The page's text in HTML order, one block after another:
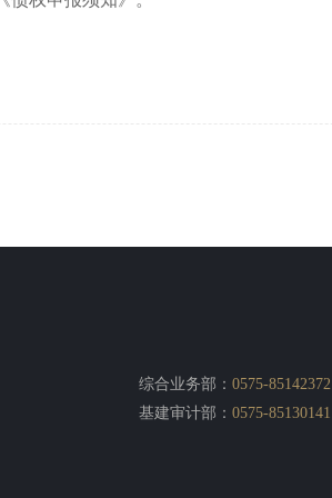
综合业务部：0575-85142372
基建审计部：0575-85130141